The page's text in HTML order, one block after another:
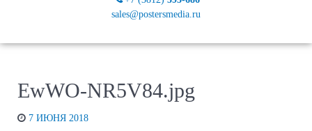
sales@postersmedia.ru
EwWO-NR5V84.jpg
7 ИЮНЯ 2018